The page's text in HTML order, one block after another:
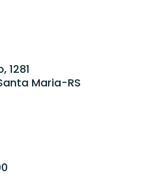
1281
Maria-RS